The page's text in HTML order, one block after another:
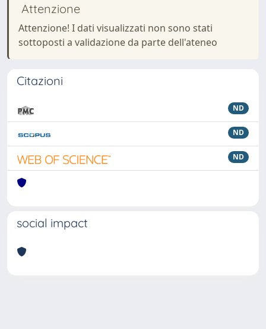
Attenzione
Attenzione! I dati visualizzati non sono stati
sottoposti a validazione da parte dell'ateneo
Citazioni
ND
ND
ND
social impact